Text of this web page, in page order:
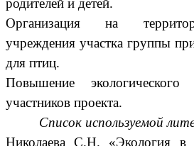
родителей и детей.
Организация на
учреждения участка группы
для птиц.
Повышение
участников проекта.
Список используемой
Николаева С.Н. «Экология в